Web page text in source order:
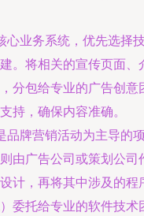
心业务系统，优先选择
。将相关的宣传页面、
分包给专业的广告创意
持，确保内容准确。
品牌营销活动为主导的
由广告公司或策划公司
计，再将其中涉及的程
委托给专业的软件技术